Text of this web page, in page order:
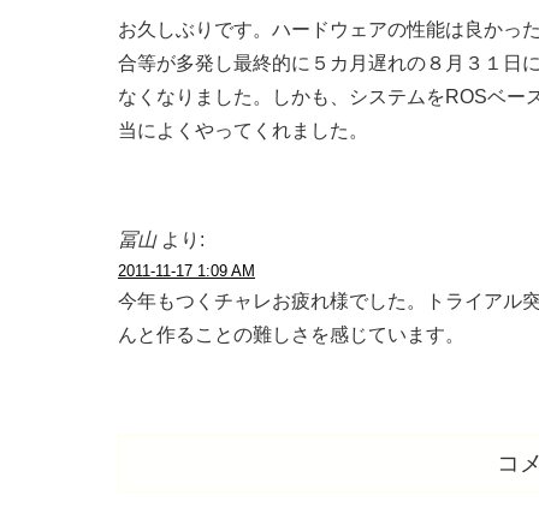
お久しぶりです。ハードウェアの性能は良かっ
合等が多発し最終的に５カ月遅れの８月３１日
なくなりました。しかも、システムをROSベー
当によくやってくれました。
冨山 より:
2011-11-17 1:09 AM
今年もつくチャレお疲れ様でした。トライアル
んと作ることの難しさを感じています。
コ